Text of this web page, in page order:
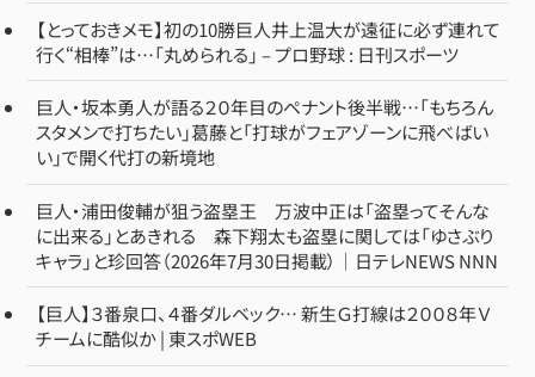
【とっておきメモ】初の10勝巨人井上温大が遠征に必ず連れて
行く“相棒”は…「丸められる」 – プロ野球 : 日刊スポーツ
巨人・坂本勇人が語る２０年目のペナント後半戦…「もちろん
スタメンで打ちたい」葛藤と「打球がフェアゾーンに飛べばい
い」で開く代打の新境地
巨人・浦田俊輔が狙う盗塁王 万波中正は「盗塁ってそんな
に出来る」とあきれる 森下翔太も盗塁に関しては「ゆさぶり
キャラ」と珍回答（2026年7月30日掲載）｜日テレNEWS NNN
【巨人】３番泉口、４番ダルベック… 新生Ｇ打線は２００８年Ｖ
チームに酷似か | 東スポWEB